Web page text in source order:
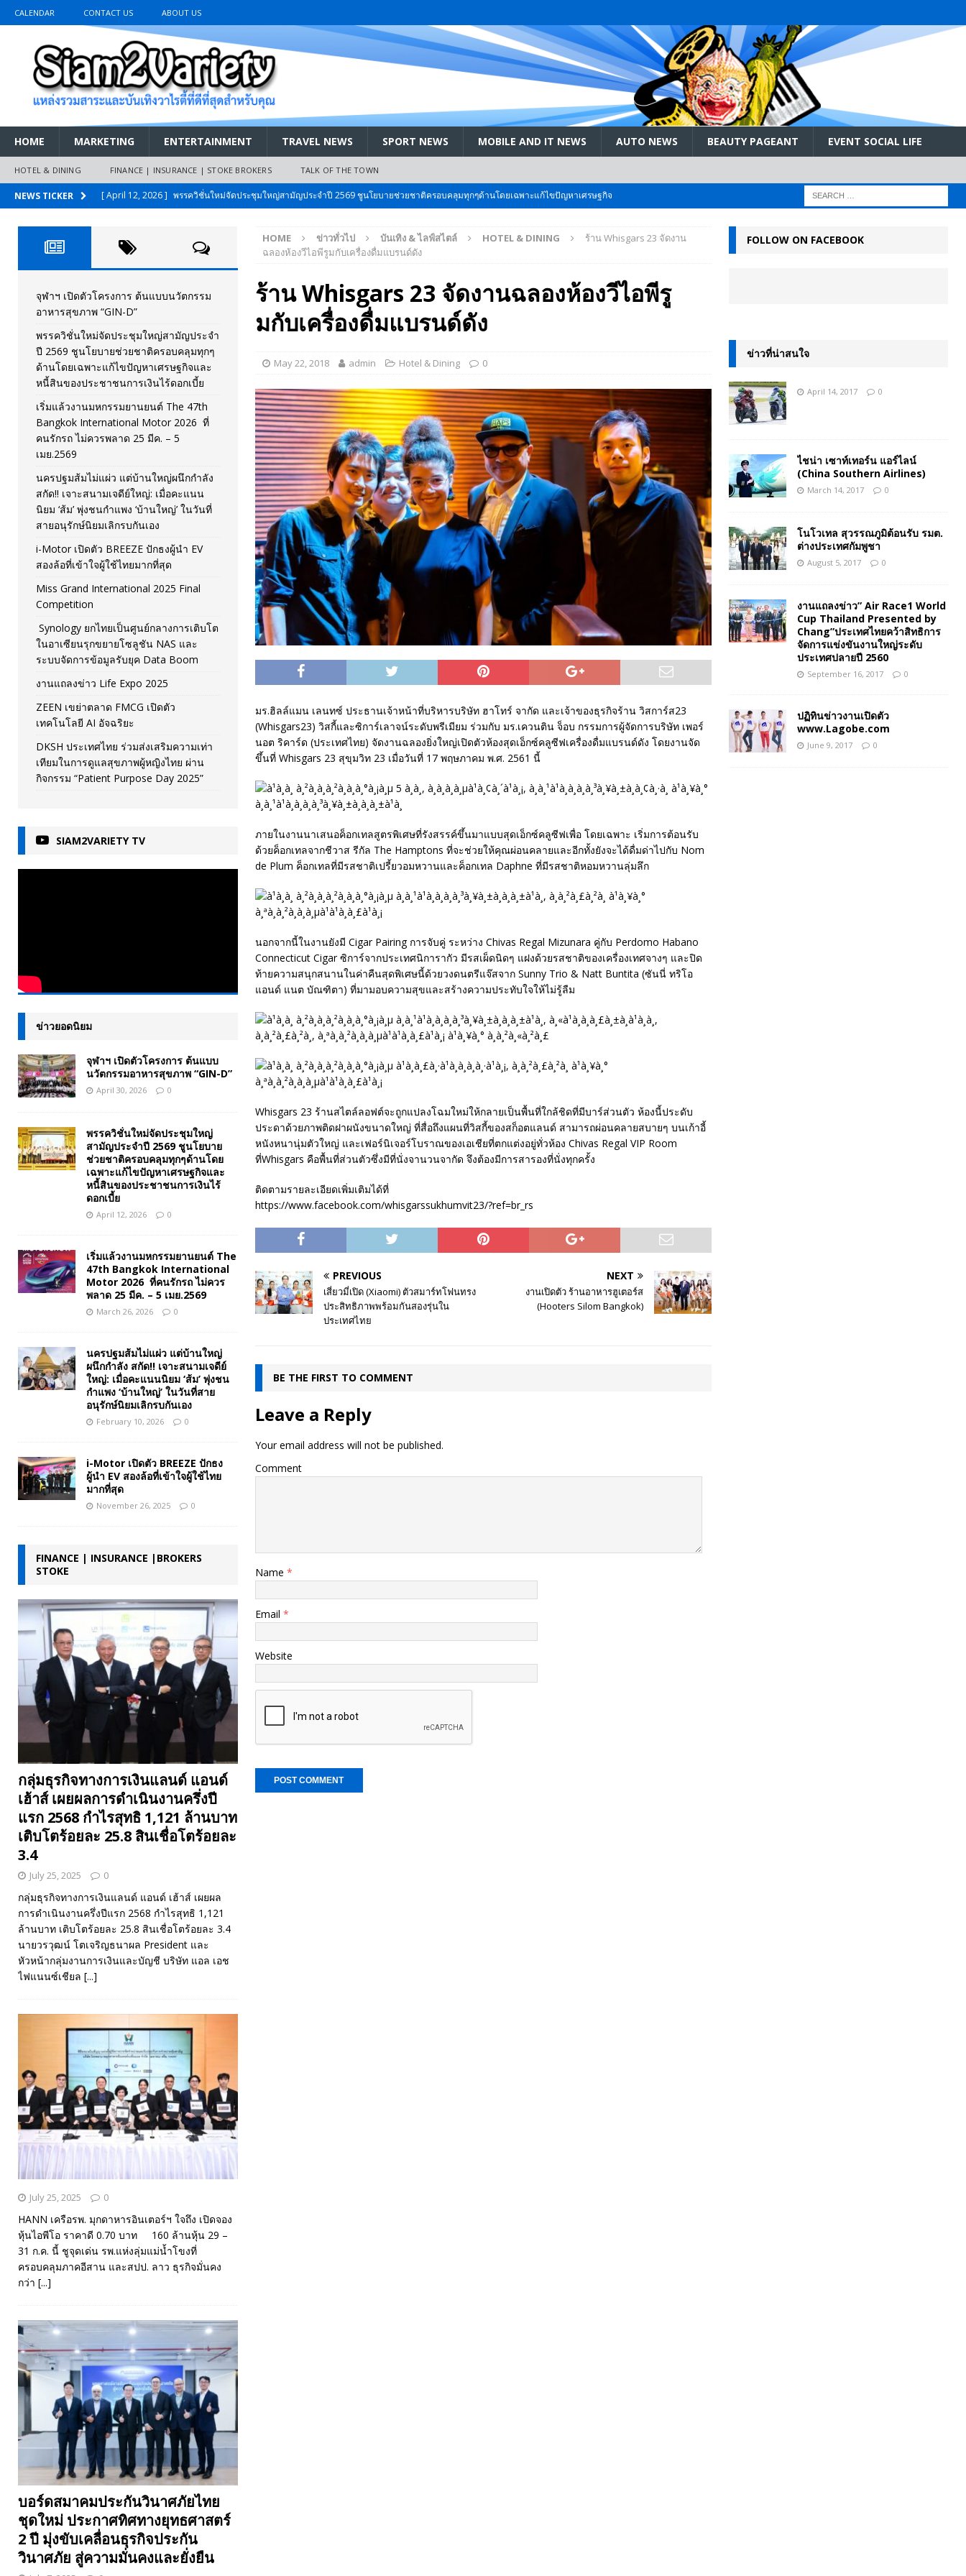
CALENDAR CONTACT US ABOUT US
HOME MARKETING ENTERTAINMENT TRAVEL NEWS SPORT NEWS MOBILE AND IT NEWS AUTO NEWS BEAUTY PAGEANT EVENT SOCIAL LIFE
HOTEL & DINING FINANCE | INSURANCE | STOKE BROKERS TALK OF THE TOWN
NEWS TICKER [ April 12, 2026 ] พรรควิชั่นใหม่จัดประชุมใหญ่สามัญประจำปี 2569 ชูนโยบายช่วยชาติครอบคลุมทุกๆด้านโดยเฉพาะแก้ไขปัญหาเศรษฐกิจ
[ March 26, 2026 ]
เริ่มแล้วงานมหกรรมยานยนต์ The 47th Bangkok International Motor 2026 ที่คนรักรถ ไม่ควรพลาด 25 มีค. – 5
เมย.2569
AUTO NEWS
[ February 10, 2026 ] นครปฐมส้มไม่แผ่ว แต่บ้านใหญ่ผนึกกำลัง สกัด!! เจาะสนามเจดีย์ใหญ่: เมื่อคะแนนนิยม ‘ส้ม’ พุ่งชนกำแพง ‘บ้านใหญ่’ ใน
วันที่สายอนุรักษ์นิยมเลิกรบกันเอง
PR NEWS
[ November 26, 2025 ] i-Motor เปิดตัว BREEZE ปักธงผู้นำ EV สองล้อที่เข้าใจผู้ใช้ไทยมากที่สุด
[ April 30, 2026 ] จุฬาฯ เปิดตัวโครงการ ต้นแบบนวัตกรรมอาหารสุขภาพ “GIN-D” EVENT SOCIAL LIFE
HOME ข่าวทั่วไป บันเทิง & ไลฟ์สไตล์ HOTEL & DINING
ร้าน Whisgars 23 จัดงาน
ฉลองห้องวีไอพีรูมกับเครื่องดื่มแบรนด์ดัง
ร้าน Whisgars 23 จัดงานฉลองห้องวีไอพีรู
มกับเครื่องดื่มแบรนด์ดัง
May 22, 2018 admin Hotel & Dining 0
มร.ฮิลล์แมน เลนทซ์ ประธานเจ้าหน้าที่บริหารบริษัท ฮาโทร์ จากัด และเจ้าของธุรกิจร้าน วิสการ์ส23
(Whisgars23) วิสกี้และซิการ์เลาจน์ระดับพรีเมียม ร่วมกับ มร.เควนติน จ็อบ กรรมการผู้จัดการบริษัท เพอร์
นอต ริคาร์ด (ประเทศไทย) จัดงานฉลองยิ่งใหญ่เปิดตัวห้องสุดเอ็กซ์คลูซีฟเครื่องดื่มแบรนด์ดัง โดยงานจัด
ขึ้นที่ Whisgars 23 สุขุมวิท 23 เมื่อวันที่ 17 พฤษภาคม พ.ศ. 2561 นี้
ภายในงานนาเสนอค็อกเทลสูตรพิเศษที่รังสรรค์ขึ้นมาแบบสุดเอ็กซ์คลูซีฟเพื่อ โดยเฉพาะ เริ่มการต้อนรับ
ด้วยค็อกเทลจากชีวาส รีกัล The Hamptons ที่จะช่วยให้คุณผ่อนคลายและอีกทั้งยังจะได้ดื่มด่าไปกับ Nom
de Plum ค็อกเทลที่มีรสชาติเปรี้ยวอมหวานและค็อกเทล Daphne ที่มีรสชาติหอมหวานลุ่มลึก
นอกจากนี้ในงานยังมี Cigar Pairing การจับคู่ ระหว่าง Chivas Regal Mizunara คู่กับ Perdomo Habano
Connecticut Cigar ซิการ์จากประเทศนิการากัว มีรสเผ็ดนิดๆ แฝงด้วยรสชาติของเครื่องเทศจางๆ และปิด
ท้ายความสนุกสนานในค่าคืนสุดพิเศษนี้ด้วยวงดนตรีแจ๊สจาก Sunny Trio & Natt Buntita (ซันนี่ ทริโอ
แอนด์ แนต บัณฑิตา) ที่มามอบความสุขและสร้างความประทับใจให้ไม่รู้ลืม
Whisgars 23 ร้านสไตล์ลอฟต์จะถูกแปลงโฉมใหม่ให้กลายเป็นพื้นที่ใกล้ชิดที่มีบาร์ส่วนตัว ห้องนี้ประดับ
ประดาด้วยภาพติดฝาผนังขนาดใหญ่ ที่สื่อถึงแผนที่วิสกี้ของสก็อตแลนด์ สามารถผ่อนคลายสบายๆ บนเก้าอี้
หนังหนานุ่มตัวใหญ่ และเฟอร์นิเจอร์โบราณของเอเชียที่ตกแต่งอยู่ทั่วห้อง Chivas Regal VIP Room
ที่Whisgars คือพื้นที่ส่วนตัวซึ่งมีที่นั่งจานวนจากัด จึงต้องมีการสารองที่นั่งทุกครั้ง
ติดตามรายละเอียดเพิ่มเติมได้ที่
https://www.facebook.com/whisgarssukhumvit23/?ref=br_rs
PREVIOUS
เสี่ยวมี่เปิด (Xiaomi) ตัวสมาร์ทโฟนทรง
ประสิทธิภาพพร้อมกันสองรุ่นใน
ประเทศไทย
NEXT
งานเปิดตัว ร้านอาหารฮูเตอร์ส
(Hooters Silom Bangkok)
BE THE FIRST TO COMMENT
Leave a Reply
Your email address will not be published.
Comment
Name *
Email *
Website
จุฬาฯ เปิดตัวโครงการ ต้นแบบนวัตกรรม
อาหารสุขภาพ “GIN-D”
พรรควิชั่นใหม่จัดประชุมใหญ่สามัญประจำ
ปี 2569 ชูนโยบายช่วยชาติครอบคลุมทุกๆ
ด้านโดยเฉพาะแก้ไขปัญหาเศรษฐกิจและ
หนี้สินของประชาชนการเงินไร้ดอกเบี้ย
เริ่มแล้วงานมหกรรมยานยนต์ The 47th
Bangkok International Motor 2026 ที่
คนรักรถ ไม่ควรพลาด 25 มีค. – 5
เมย.2569
นครปฐมส้มไม่แผ่ว แต่บ้านใหญ่ผนึกกำลัง
สกัด!! เจาะสนามเจดีย์ใหญ่: เมื่อคะแนน
นิยม ‘ส้ม’ พุ่งชนกำแพง ‘บ้านใหญ่’ ในวันที่
สายอนุรักษ์นิยมเลิกรบกันเอง
i-Motor เปิดตัว BREEZE ปักธงผู้นำ EV
สองล้อที่เข้าใจผู้ใช้ไทยมากที่สุด
Miss Grand International 2025 Final
Competition
Synology ยกไทยเป็นศูนย์กลางการเติบโต
ในอาเซียนรุกขยายโซลูชัน NAS และ
ระบบจัดการข้อมูลรับยุค Data Boom
งานแถลงข่าว Life Expo 2025
ZEEN เขย่าตลาด FMCG เปิดตัว
เทคโนโลยี AI อัจฉริยะ
DKSH ประเทศไทย ร่วมส่งเสริมความเท่า
เทียมในการดูแลสุขภาพผู้หญิงไทย ผ่าน
กิจกรรม “Patient Purpose Day 2025”
SIAM2VARIETY TV
ข่าวยอดนิยม
จุฬาฯ เปิดตัวโครงการ ต้นแบบ
นวัตกรรมอาหารสุขภาพ “GIN-D”
April 30, 2026 0
พรรควิชั่นใหม่จัดประชุมใหญ่
สามัญประจำปี 2569 ชูนโยบาย
ช่วยชาติครอบคลุมทุกๆด้านโดย
เฉพาะแก้ไขปัญหาเศรษฐกิจและ
หนี้สินของประชาชนการเงินไร้
ดอกเบี้ย
April 12, 2026 0
เริ่มแล้วงานมหกรรมยานยนต์ The
47th Bangkok International
Motor 2026 ที่คนรักรถ ไม่ควร
พลาด 25 มีค. – 5 เมย.2569
March 26, 2026 0
นครปฐมส้มไม่แผ่ว แต่บ้านใหญ่
ผนึกกำลัง สกัด!! เจาะสนามเจดีย์
ใหญ่: เมื่อคะแนนนิยม ‘ส้ม’ พุ่งชน
กำแพง ‘บ้านใหญ่’ ในวันที่สาย
อนุรักษ์นิยมเลิกรบกันเอง
February 10, 2026 0
i-Motor เปิดตัว BREEZE ปักธง
ผู้นำ EV สองล้อที่เข้าใจผู้ใช้ไทย
มากที่สุด
November 26, 2025 0
FINANCE | INSURANCE |BROKERS
STOKE
กลุ่มธุรกิจทางการเงินแลนด์ แอนด์
เฮ้าส์ เผยผลการดำเนินงานครึ่งปี
แรก 2568 กำไรสุทธิ 1,121 ล้านบาท
เติบโตร้อยละ 25.8 สินเชื่อโตร้อยละ
3.4
July 25, 2025 0
กลุ่มธุรกิจทางการเงินแลนด์ แอนด์ เฮ้าส์ เผยผล
การดำเนินงานครึ่งปีแรก 2568 กำไรสุทธิ 1,121
ล้านบาท เติบโตร้อยละ 25.8 สินเชื่อโตร้อยละ 3.4
นายวรวุฒน์ โตเจริญธนาผล President และ
หัวหน้ากลุ่มงานการเงินและบัญชี บริษัท แอล เอช
ไฟแนนซ์เชียล [...]
July 25, 2025 0
HANN เครือรพ. มุกดาหารอินเตอร์ฯ ใจถึง เปิดจอง
หุ้นไอพีโอ ราคาดี 0.70 บาท 160 ล้านหุ้น 29 –
31 ก.ค. นี้ ชูจุดเด่น รพ.แห่งลุ่มแม่น้ำโขงที่
ครอบคลุมภาคอีสาน และสปป. ลาว ธุรกิจมั่นคง
กว่า [...]
บอร์ดสมาคมประกันวินาศภัยไทย
ชุดใหม่ ประกาศทิศทางยุทธศาสตร์
2 ปี มุ่งขับเคลื่อนธุรกิจประกัน
วินาศภัย สู่ความมั่นคงและยั่งยืน
FOLLOW ON FACEBOOK
ข่าวที่น่าสนใจ
April 14, 2017 0
ไชน่า เซาท์เทอร์น แอร์ไลน์
(China Southern Airlines)
March 14, 2017 0
โนโวเทล สุวรรณภูมิต้อนรับ รมต.
ต่างประเทศกัมพูชา
August 5, 2017 0
งานแถลงข่าว” Air Race1 World
Cup Thailand Presented by
Chang”ประเทศไทยคว้าสิทธิการ
จัดการแข่งขันงานใหญ่ระดับ
ประเทศปลายปี 2560
September 16, 2017 0
ปฏิทินข่าวงานเปิดตัว
www.Lagobe.com
June 9, 2017 0